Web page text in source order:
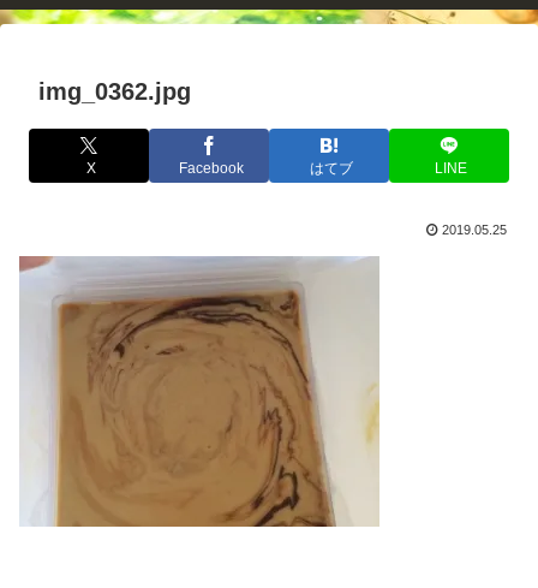
img_0362.jpg
X Facebook はてブ LINE
2019.05.25